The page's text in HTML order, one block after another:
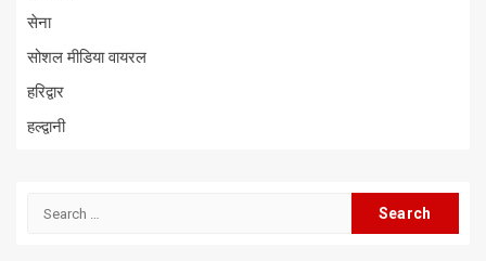
सेना
सोशल मीडिया वायरल
हरिद्वार
हल्द्वानी
Search